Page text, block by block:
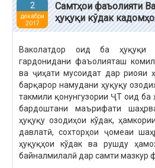
2
декабри
2017
Самтҳои фаъолияти
ҳуқуқи кўдак
Ваколатдор оид ба ҳуқуқи
гардонидани фаъолияташ
ва ҷиҳати мусоидат дар риояи
барқарор намудани ҳуқуқу
такмили қонунгузории ҶТ оид ба
бардоштани маърифати
ҳуқуқу озодиҳои кўдак,
давлатӣ, сохторҳои ҷомеаи
ҳуқуқҳои кўдак ва рушду
байналмилалӣ дар самти мазкур